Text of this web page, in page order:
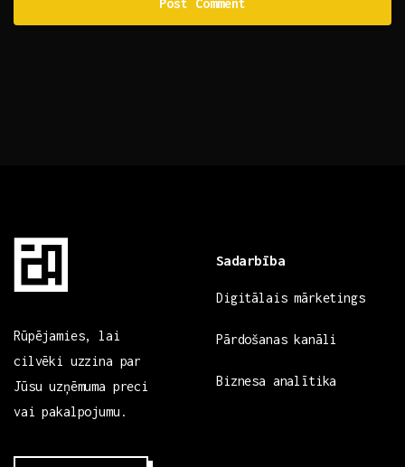
Rūpējamies, lai
cilvēki uzzina par
Jūsu uzņēmuma preci
vai pakalpojumu.
Sadarbība
Digitālais mārketings
Pārdošanas kanāli
Biznesa analītika